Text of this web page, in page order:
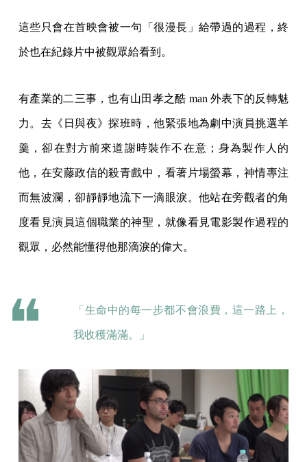
這些只會在首映會被一句「很漫長」給帶過的過程，終
於也在紀錄片中被觀眾給看到。
有產業的二三事，也有山田孝之酷 man 外表下的反轉魅
力。去《日與夜》探班時，他緊張地為劇中演員挑選羊
羹，卻在對方前來道謝時裝作不在意；身為製作人的
他，在安藤政信的殺青戲中，看著片場螢幕，神情專注
而無波瀾，卻靜靜地流下一滴眼淚。他站在旁觀者的角
度看見演員這個職業的神聖，就像看見電影製作過程的
觀眾，必然能懂得他那滴淚的偉大。
「生命中的每一步都不會浪費，這一路上，
我收穫滿滿。」